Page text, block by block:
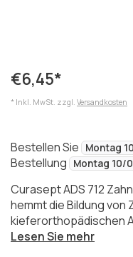
€6,45*
* Inkl. MwSt. zzgl. Versandkosten
Bestellen Sie Montag
Bestellung
Montag 10/
Curasept ADS 712
hemmt die Bildung von
kieferorthopädischen
Lesen Sie mehr